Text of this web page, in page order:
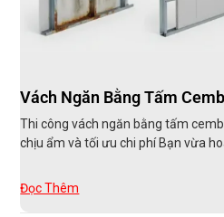
Vách Ngăn Bằng Tấm
Thi công vách ngăn bằng tấm
chịu ẩm và tối ưu chi phí Bạn vừa
Đọc Thêm